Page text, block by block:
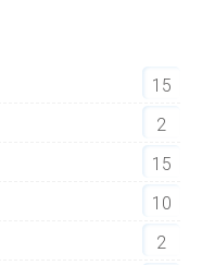
15
2
15
10
2